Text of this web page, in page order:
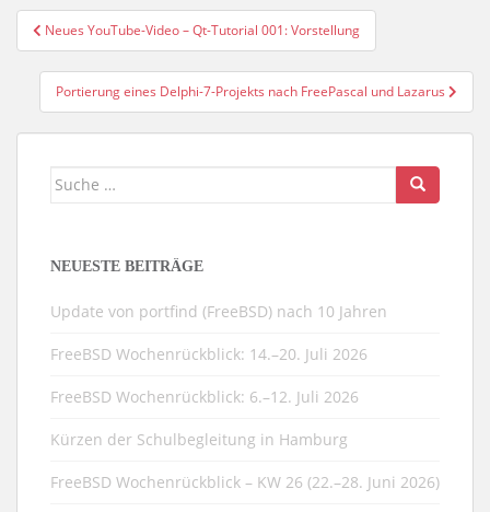
Beitragsnavigation
Neues YouTube-Video – Qt-Tutorial 001: Vorstellung
Portierung eines Delphi-7-Projekts nach FreePascal und Lazarus
Suche
NEUESTE BEITRÄGE
Update von portfind (FreeBSD) nach 10 Jahren
FreeBSD Wochenrückblick: 14.–20. Juli 2026
FreeBSD Wochenrückblick: 6.–12. Juli 2026
Kürzen der Schulbegleitung in Hamburg
FreeBSD Wochenrückblick – KW 26 (22.–28. Juni 2026)